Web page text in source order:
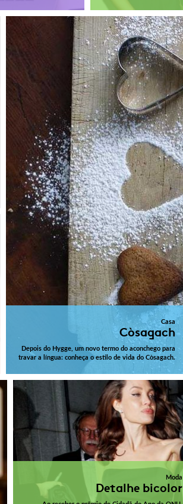
Casa
Còsagach
Depois do Hygge, um novo termo do aconchego para
travar a língua: conheça o estilo de vida do Còsagach.
Moda
Detalhe bicolor